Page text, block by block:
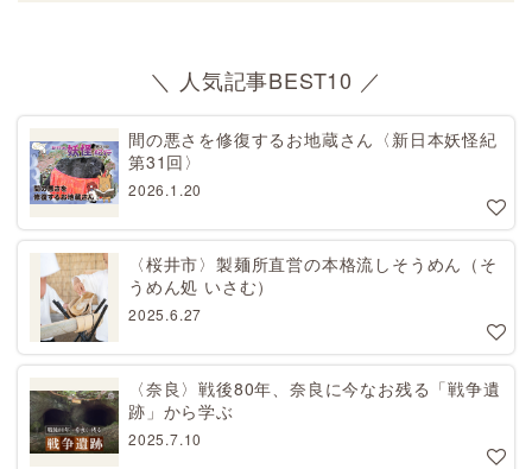
＼ 人気記事BEST10 ／
間の悪さを修復するお地蔵さん〈新日本妖怪紀
第31回〉
2026.1.20
〈桜井市〉製麺所直営の本格流しそうめん（そ
うめん処 いさむ）
2025.6.27
〈奈良〉戦後80年、奈良に今なお残る「戦争遺
跡」から学ぶ
2025.7.10